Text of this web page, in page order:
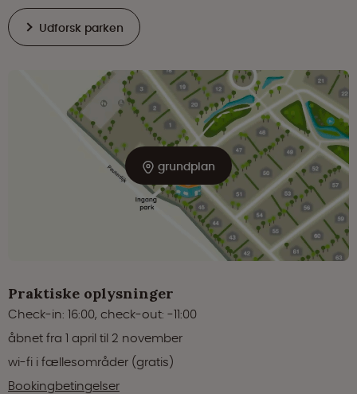
Udforsk parken
grundplan
Praktiske oplysninger
Check-in: 16:00, check-out: -11:00
åbnet fra 1 april til 2 november
wi-fi i fællesområder (gratis)
Bookingbetingelser